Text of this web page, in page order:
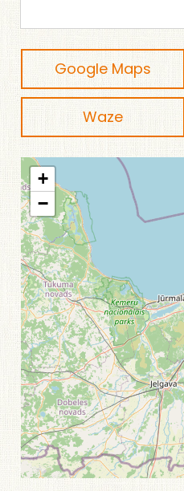
Google Maps
Waze
+
−